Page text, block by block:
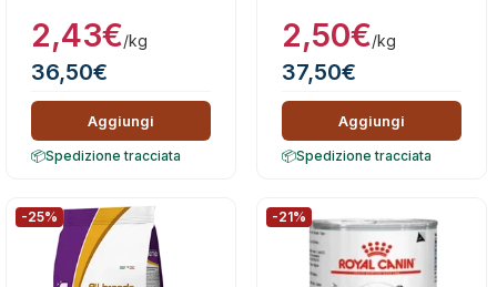
36,50€
2,43€/kg
Aggiungi
Spedizione tracciata
37,50€
2,50€/kg
Aggiungi
Spedizione tracciata
-25% -21%